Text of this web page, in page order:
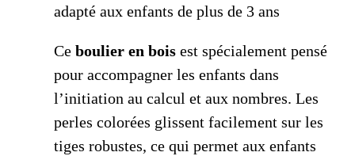
adapté aux enfants de plus de 3 ans
Ce boulier en bois est spécialement pensé
pour accompagner les enfants dans
l’initiation au calcul et aux nombres. Les
perles colorées glissent facilement sur les
tiges robustes, ce qui permet aux enfants